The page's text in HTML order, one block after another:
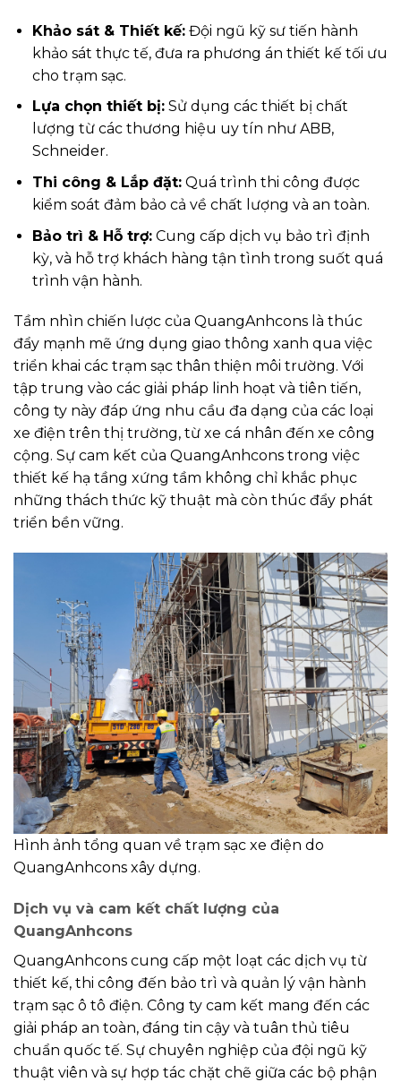
Khảo sát & Thiết kế:Đội ngũ kỹ sư tiến hành
khảo sát thực tế, đưa ra phương án thiết kế tối ưu
cho trạm sạc.
Lựa chọn thiết bị:Sử dụng các thiết bị chất
lượng từ các thương hiệu uy tín như ABB,
Schneider.
Thi công & Lắp đặt:Quá trình thi công được
kiểm soát đảm bảo cả về chất lượng và an toàn.
Bảo trì & Hỗ trợ:Cung cấp dịch vụ bảo trì định
kỳ, và hỗ trợ khách hàng tận tình trong suốt quá
trình vận hành.
Tầm nhìn chiến lược của QuangAnhcons là thúc
đẩy mạnh mẽ ứng dụng giao thông xanh qua việc
triển khai các trạm sạc thân thiện môi trường. Với
tập trung vào các giải pháp linh hoạt và tiên tiến,
công ty này đáp ứng nhu cầu đa dạng của các loại
xe điện trên thị trường, từ xe cá nhân đến xe công
cộng. Sự cam kết của QuangAnhcons trong việc
thiết kế hạ tầng xứng tầm không chỉ khắc phục
những thách thức kỹ thuật mà còn thúc đẩy phát
triển bền vững.
Hình ảnh tổng quan về trạm sạc xe điện do
QuangAnhcons xây dựng.
Dịch vụ và cam kết chất lượng của
QuangAnhcons
QuangAnhcons cung cấp một loạt các dịch vụ từ
thiết kế, thi công đến bảo trì và quản lý vận hành
trạm sạc ô tô điện. Công ty cam kết mang đến các
giải pháp an toàn, đáng tin cậy và tuân thủ tiêu
chuẩn quốc tế. Sự chuyên nghiệp của đội ngũ kỹ
thuật viên và sự hợp tác chặt chẽ giữa các bộ phận